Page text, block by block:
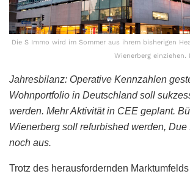
Die S Immo wird im Sommer aus ihrem bisherigen
Wienerberg einziehen.
Jahresbilanz: Operative Kennzahlen
Wohnportfolio in Deutschland soll
werden. Mehr Aktivität in CEE geplant.
Wienerberg soll refurbished werden,
noch aus.
Trotz des herausfordernden